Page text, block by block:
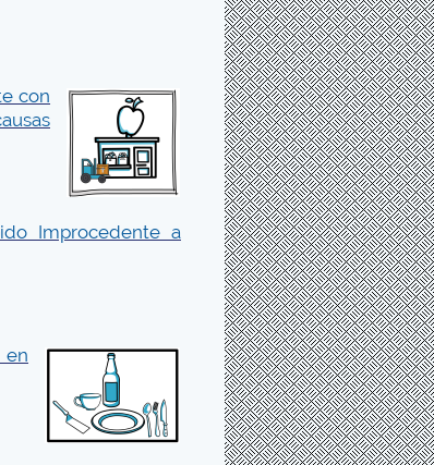
con
Improcedente a
en